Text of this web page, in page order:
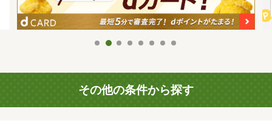
その他の条件から探す